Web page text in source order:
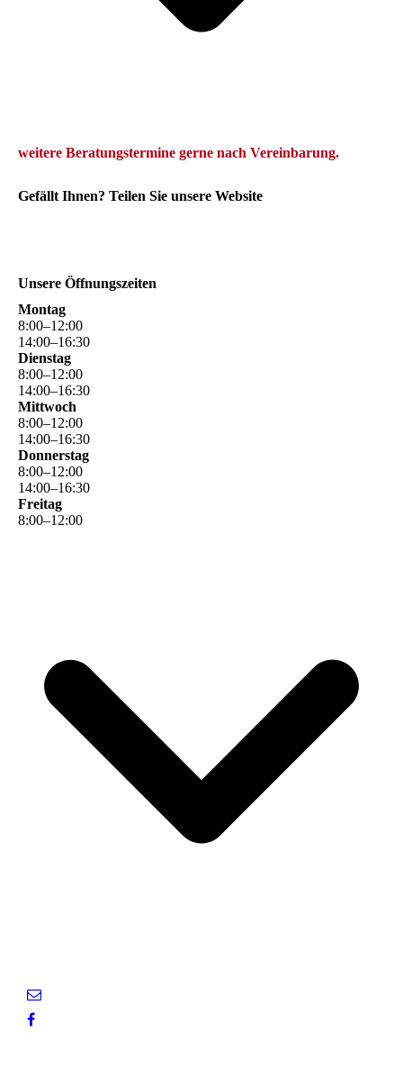
weitere Beratungstermine gerne nach Vereinbarung.
Gefällt Ihnen? Teilen Sie unsere Website
Unsere Öffnungszeiten
Montag
8:00–12:00
14:00–16:30
Dienstag
8:00–12:00
14:00–16:30
Mittwoch
8:00–12:00
14:00–16:30
Donnerstag
8:00–12:00
14:00–16:30
Freitag
8:00–12:00